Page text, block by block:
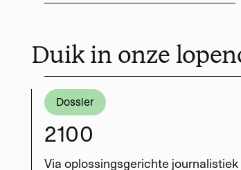
Duik in onze
Dossier
2100
Via oplossingsgerichte